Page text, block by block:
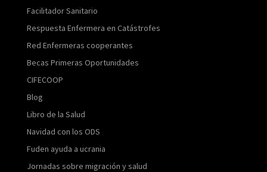
Facilitador Sanitario
Respuesta Enfermera en Catástrofes
Red Enfermeras cooperantes
Becas Primeras Oportunidades
CIFECOOP
Blog
Libro de la Salud
Navidad con los ODS
Fuden ayuda a ucrania
Jornadas sobre migración y salud